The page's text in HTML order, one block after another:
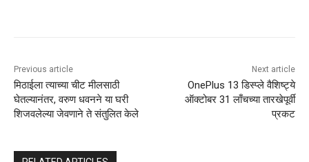
Previous article
मिठाईला त्याच्या चीट मीलसाठी
घेतल्यानंतर, वरुण धवनने या घरी
शिजवलेल्या जेवणाने ते संतुलित केले
Next article
OnePlus 13 डिस्प्ले वैशिष्ट्ये
ऑक्टोबर 31 लाँचच्या तारखेपूर्वी
प्रकट